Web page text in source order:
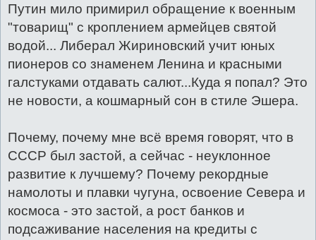
Путин мило примирил обращение к военным
"товарищ" с кроплением армейцев святой
водой... Либерал Жириновский учит юных
пионеров со знаменем Ленина и красными
галстуками отдавать салют...Куда я попал? Это
не новости, а кошмарный сон в стиле Эшера.
Почему, почему мне всё время говорят, что в
СССР был застой, а сейчас - неуклонное
развитие к лучшему? Почему рекордные
намолоты и плавки чугуна, освоение Севера и
космоса - это застой, а рост банков и
подсаживание населения на кредиты с